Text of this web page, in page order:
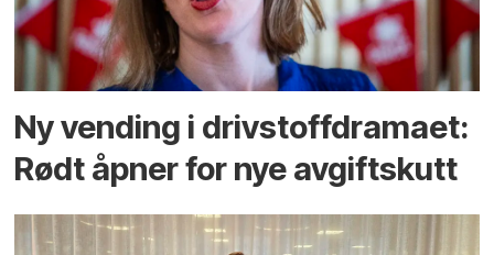
Ny vending i drivstoffdramaet:
Rødt åpner for nye avgiftskutt